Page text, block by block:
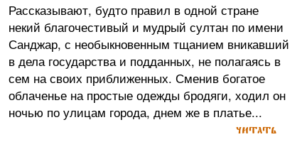
Рассказывают, будто правил в одной стране
некий благочестивый и мудрый султан по имени
Санджар, с необыкновенным тщанием вникавший
в дела государства и подданных, не полагаясь в
сем на своих приближенных. Сменив богатое
облаченье на простые одежды бродяги, ходил он
ночью по улицам города, днем же в платье...
читать